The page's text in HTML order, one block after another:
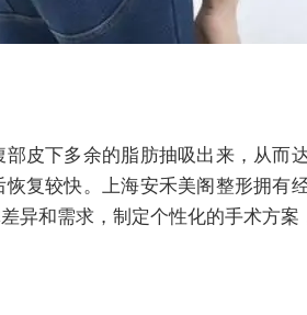
皮下多余的脂肪抽吸出来，从而
复较快。上海安禾美阁整形拥有
异和需求，制定个性化的手术方案